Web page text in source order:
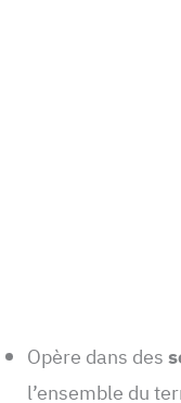
Opère dans des
l’ensemble du